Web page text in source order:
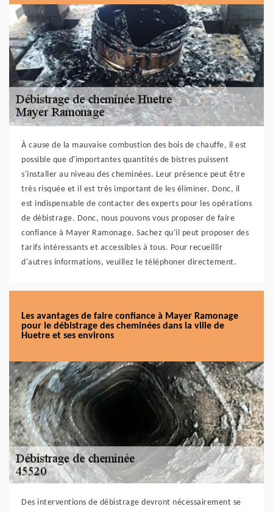
À cause de la mauvaise combustion des bois de chauffe, il est
possible que d'importantes quantités de bistres puissent
s'installer au niveau des cheminées. Leur présence peut être
très risquée et il est très important de les éliminer. Donc, il
est indispensable de contacter des experts pour les opérations
de débistrage. Donc, nous pouvons vous proposer de faire
confiance à Mayer Ramonage. Sachez qu'il peut proposer des
tarifs intéressants et accessibles à tous. Pour recueillir
d'autres informations, veuillez le téléphoner directement.
Les avantages de faire confiance à Mayer Ramonage
pour le débistrage des cheminées dans la ville de
Huetre et ses environs
Des interventions de débistrage devront nécessairement se